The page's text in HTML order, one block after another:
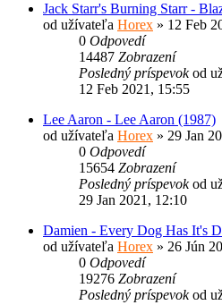
Jack Starr's Burning Starr -
od užívateľa Horex » 12 Feb
0 Odpovedí
14487 Zobrazení
Posledný príspevokod
12 Feb 2021, 15:55
Lee Aaron - Lee Aaron (1987)
od užívateľa Horex » 29 Jan
0 Odpovedí
15654 Zobrazení
Posledný príspevokod
29 Jan 2021, 12:10
Damien - Every Dog Has It's
od užívateľa Horex » 26 Jún
0 Odpovedí
19276 Zobrazení
Posledný príspevokod